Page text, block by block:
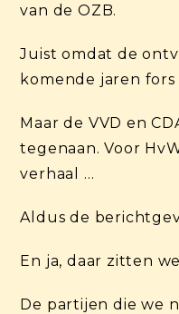
van de OZB.
Juist omdat de
komende jaren fors
Maar de VVD en
tegenaan. Voor
verhaal …
Aldus de
En ja, daar zitten
De partijen die we